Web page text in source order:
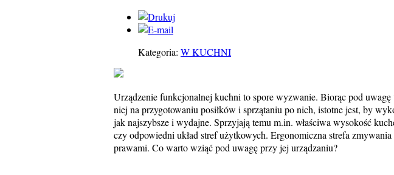
Kategoria: W KUCHNI
Urządzenie funkcjonalnej kuchni to spore wyzwanie. Biorąc pod uwagę
niej na przygotowaniu posiłków i sprzątaniu po nich, istotne jest, by
jak najszybsze i wydajne. Sprzyjają temu m.in. właściwa wysokość
czy odpowiedni układ stref użytkowych. Ergonomiczna strefa
prawami. Co warto wziąć pod uwagę przy jej urządzaniu?